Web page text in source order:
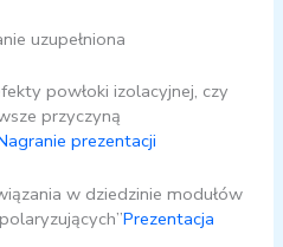
uzupełniona
powłoki izolacyjnej, czy
przyczyną
prezentacji
w dziedzinie modułów
Prezentacja